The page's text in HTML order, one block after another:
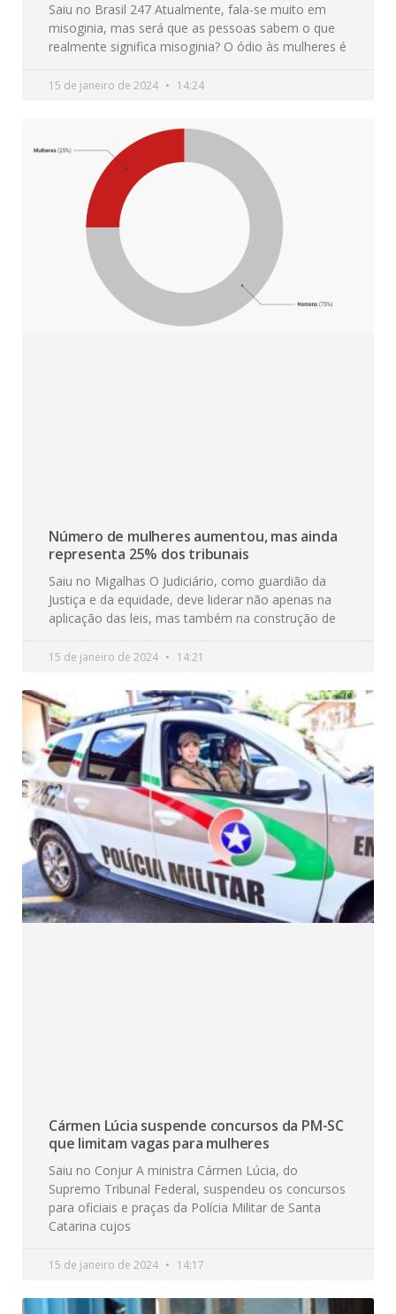
Saiu no Brasil 247 Atualmente, fala-se muito em
misoginia, mas será que as pessoas sabem o que
realmente significa misoginia? O ódio às mulheres é
15 de janeiro de 2024 14:24
Número de mulheres aumentou, mas ainda
representa 25% dos tribunais
Saiu no Migalhas O Judiciário, como guardião da
Justiça e da equidade, deve liderar não apenas na
aplicação das leis, mas também na construção de
15 de janeiro de 2024 14:21
Cármen Lúcia suspende concursos da PM-SC
que limitam vagas para mulheres
Saiu no Conjur A ministra Cármen Lúcia, do
Supremo Tribunal Federal, suspendeu os concursos
para oficiais e praças da Polícia Militar de Santa
Catarina cujos
15 de janeiro de 2024 14:17